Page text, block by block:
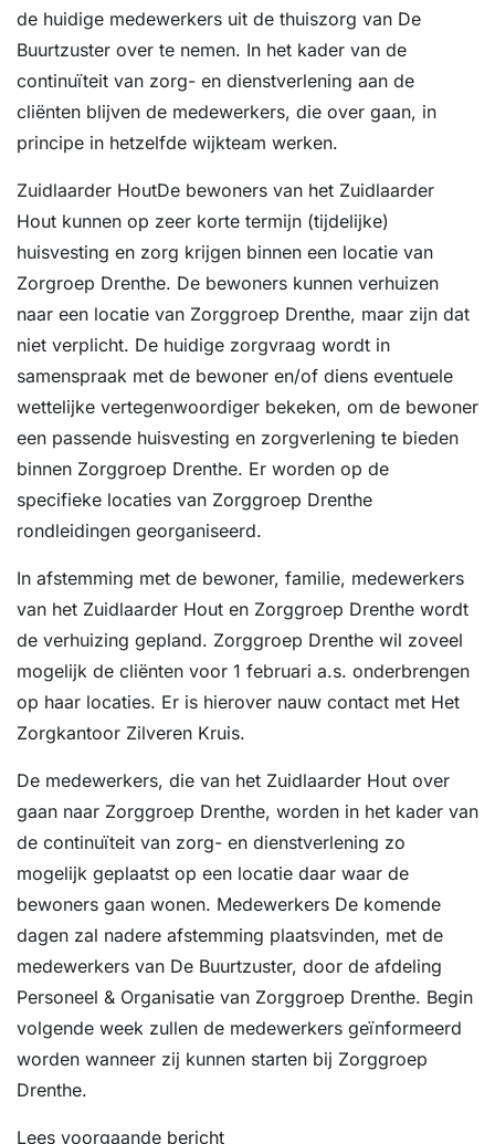
de huidige medewerkers uit de thuiszorg van De
Buurtzuster over te nemen. In het kader van de
continuïteit van zorg- en dienstverlening aan de
cliënten blijven de medewerkers, die over gaan, in
principe in hetzelfde wijkteam werken.
Zuidlaarder HoutDe bewoners van het Zuidlaarder
Hout kunnen op zeer korte termijn (tijdelijke)
huisvesting en zorg krijgen binnen een locatie van
Zorgroep Drenthe. De bewoners kunnen verhuizen
naar een locatie van Zorggroep Drenthe, maar zijn dat
niet verplicht. De huidige zorgvraag wordt in
samenspraak met de bewoner en/of diens eventuele
wettelijke vertegenwoordiger bekeken, om de bewoner
een passende huisvesting en zorgverlening te bieden
binnen Zorggroep Drenthe. Er worden op de
specifieke locaties van Zorggroep Drenthe
rondleidingen georganiseerd.
In afstemming met de bewoner, familie, medewerkers
van het Zuidlaarder Hout en Zorggroep Drenthe wordt
de verhuizing gepland. Zorggroep Drenthe wil zoveel
mogelijk de cliënten voor 1 februari a.s. onderbrengen
op haar locaties. Er is hierover nauw contact met Het
Zorgkantoor Zilveren Kruis.
De medewerkers, die van het Zuidlaarder Hout over
gaan naar Zorggroep Drenthe, worden in het kader van
de continuïteit van zorg- en dienstverlening zo
mogelijk geplaatst op een locatie daar waar de
bewoners gaan wonen. Medewerkers De komende
dagen zal nadere afstemming plaatsvinden, met de
medewerkers van De Buurtzuster, door de afdeling
Personeel & Organisatie van Zorggroep Drenthe. Begin
volgende week zullen de medewerkers geïnformeerd
worden wanneer zij kunnen starten bij Zorggroep
Drenthe.
Lees voorgaande bericht